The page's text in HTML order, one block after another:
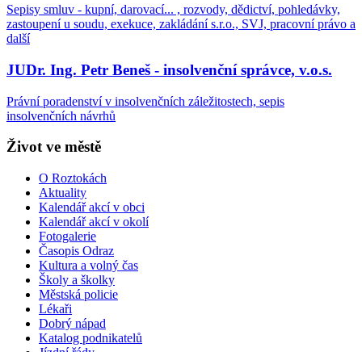
Sepisy smluv - kupní, darovací... , rozvody, dědictví, pohledávky,
zastoupení u soudu, exekuce, zakládání s.r.o., SVJ, pracovní právo a
další
JUDr. Ing. Petr Beneš - insolvenční správce, v.o.s.
Právní poradenství v insolvenčních záležitostech, sepis
insolvenčních návrhů
Život ve městě
O Roztokách
Aktuality
Kalendář akcí v obci
Kalendář akcí v okolí
Fotogalerie
Časopis Odraz
Kultura a volný čas
Školy a školky
Městská policie
Lékaři
Dobrý nápad
Katalog podnikatelů